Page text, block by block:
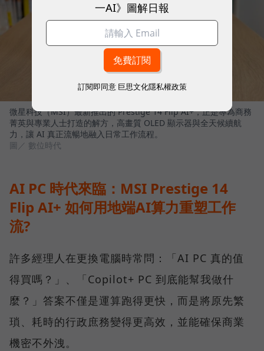
微星科技（MSI）最新推出的 Prestige 14 Flip AI+，正是專為商務
菁英與專業人士打造的解方，高畫質 OLED 顯示器與全天候續航
力，讓 AI 真正流暢地融入日常工作流程。
圖／ 數位時代
AI PC 時代來臨：MSI Prestige 14
Flip AI+ 如何用地端AI算力重塑工作
流?
許多經理人在更換電腦時常問：「AI PC 真的值
得買嗎？」、「Copilot+ PC 到底能幫我做什
麼？」答案不僅是運算跑得更快，而是將原先繁
瑣、耗時的行政庶務變得更高效，並能確保商業
機密不外洩。
一AI》圖解日報
訂閱即同意 巨思文化隱私權政策